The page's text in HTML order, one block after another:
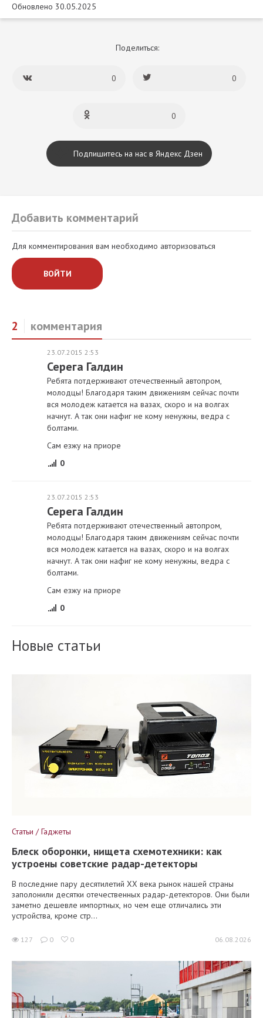
Обновлено 30.05.2025
Поделиться:
0 0
0
Подпишитесь на нас в Яндекс Дзен
Добавить комментарий
Для комментирования вам необходимо авторизоваться
ВОЙТИ
2 комментария
23.07.2015 2:53
Серега Галдин
Ребята потдерживают отечественный автопром,
молодцы! Благодаря таким движениям сейчас почти
вся молодеж катается на вазах, скоро и на волгах
начнут. А так они нафиг не кому ненужны, ведра с
болтами.
Сам езжу на приоре
0
23.07.2015 2:53
Серега Галдин
Ребята потдерживают отечественный автопром,
молодцы! Благодаря таким движениям сейчас почти
вся молодеж катается на вазах, скоро и на волгах
начнут. А так они нафиг не кому ненужны, ведра с
болтами.
Сам езжу на приоре
0
Новые статьи
Статьи / Гаджеты
Блеск оборонки, нищета схемотехники: как
устроены советские радар-детекторы
В последние пару десятилетий XX века рынок нашей страны
заполонили десятки отечественных радар-детекторов. Они были
заметно дешевле импортных, но чем еще отличались эти
устройства, кроме стр...
127 0 0 06.08.2026